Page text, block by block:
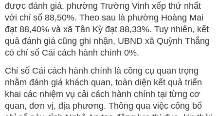
được đánh giá, phường Trường Vinh xếp thứ nhất
với chỉ số 88,50%. Theo sau là phường Hoàng Mai
đạt 88,40% và xã Tân Kỳ đạt 88,33%. Tuy nhiên, kết
quả đánh giá cũng ghi nhận, UBND xã Quỳnh Thắng
có chỉ số Cải cách hành chính 0%.
Chỉ số Cải cách hành chính là công cụ quan trọng
nhằm đánh giá khách quan, toàn diện kết quả triển
khai các nhiệm vụ cải cách hành chính tại từng cơ
quan, đơn vị, địa phương. Thông qua việc công bố